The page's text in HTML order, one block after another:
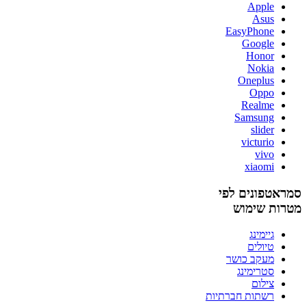
Apple
Asus
EasyPhone
Google
Honor
Nokia
Oneplus
Oppo
Realme
Samsung
slider
victurio
vivo
xiaomi
סמראטפונים לפי
מטרות שימוש
גיימינג
טיולים
מעקב כושר
סטרימינג
צילום
רשתות חברתיות